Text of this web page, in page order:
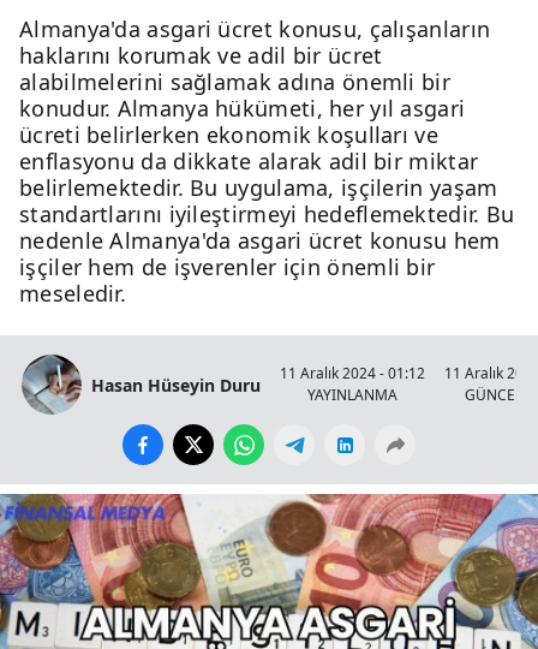
Almanya'da asgari ücret konusu, çalışanların
haklarını korumak ve adil bir ücret
alabilmelerini sağlamak adına önemli bir
konudur. Almanya hükümeti, her yıl asgari
ücreti belirlerken ekonomik koşulları ve
enflasyonu da dikkate alarak adil bir miktar
belirlemektedir. Bu uygulama, işçilerin yaşam
standartlarını iyileştirmeyi hedeflemektedir. Bu
nedenle Almanya'da asgari ücret konusu hem
işçiler hem de işverenler için önemli bir
meseledir.
Hasan Hüseyin Duru
11 Aralık 2024 - 01:12
YAYINLANMA
11 Aralık